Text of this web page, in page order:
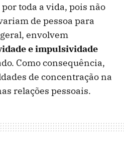
toda a vida, pois não
de pessoa para
envolvem
e impulsividade
Como consequência,
de concentração na
relações pessoais.